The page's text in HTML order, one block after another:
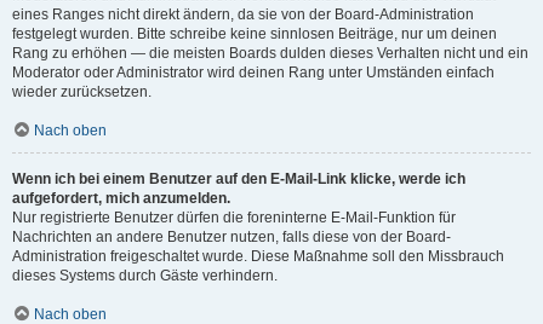
eines Ranges nicht direkt ändern, da sie von der Board-Administration
festgelegt wurden. Bitte schreibe keine sinnlosen Beiträge, nur um deinen
Rang zu erhöhen — die meisten Boards dulden dieses Verhalten nicht und ein
Moderator oder Administrator wird deinen Rang unter Umständen einfach
wieder zurücksetzen.
Nach oben
Wenn ich bei einem Benutzer auf den E-Mail-Link klicke, werde ich
aufgefordert, mich anzumelden.
Nur registrierte Benutzer dürfen die foreninterne E-Mail-Funktion für
Nachrichten an andere Benutzer nutzen, falls diese von der Board-
Administration freigeschaltet wurde. Diese Maßnahme soll den Missbrauch
dieses Systems durch Gäste verhindern.
Nach oben